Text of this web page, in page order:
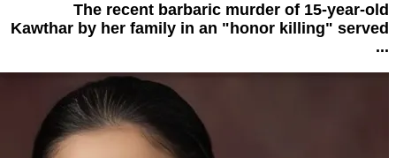
The recent barbaric murder of 15-year-old
Kawthar by her family in an "honor killing" served
...